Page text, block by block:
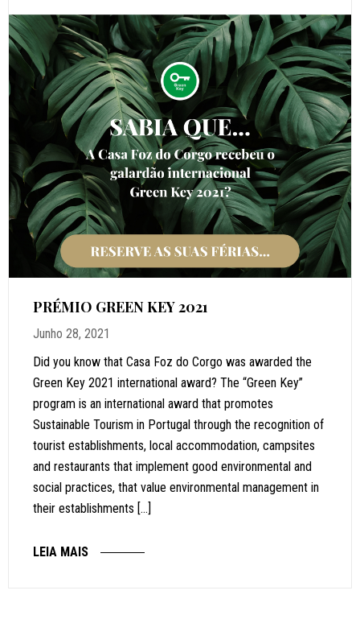
PRÉMIO GREEN KEY 2021
Junho 28, 2021
Did you know that Casa Foz do Corgo was awarded the
Green Key 2021 international award? The “Green Key”
program is an international award that promotes
Sustainable Tourism in Portugal through the recognition of
tourist establishments, local accommodation, campsites
and restaurants that implement good environmental and
social practices, that value environmental management in
their establishments […]
LEIA MAIS